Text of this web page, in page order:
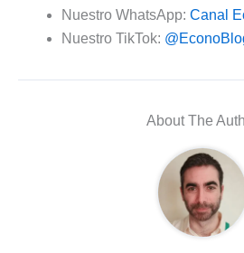
Nuestro WhatsApp: Canal
Nuestro TikTok:
About The